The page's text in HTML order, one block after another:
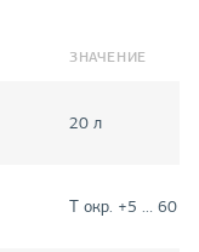
ЗНАЧЕНИЕ
20 л
T окр. +5 … 60 °С